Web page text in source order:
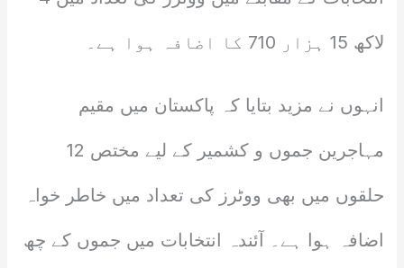
لاکھ 15 ہزار 710 کا اضافہ ہوا ہے۔
انہوں نے مزید بتایا کہ پاکستان میں مقیم
مہاجرین جموں و کشمیر کے لیے مختص 12
حلقوں میں بھی ووٹرز کی تعداد میں خاطر خواہ
اضافہ ہوا ہے۔ آئندہ انتخابات میں جموں کے چھ